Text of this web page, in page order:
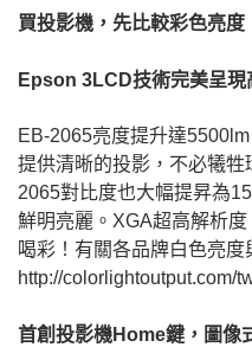
買投影機，先比較彩色亮度
Epson 3LCD技術完美呈現
EB-2065亮度提升達
提供清晰的投影，不必犧
2065對比度也大幅提昇為
鮮明亮麗。XGA超高解析
喝彩！有關各品牌白色亮
http://colorlightoutput.com/
首創投影機Home鍵，圖像